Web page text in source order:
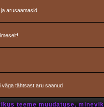
arusaamasid.
väga tähtsast aru saanud
teeme muudatuse,